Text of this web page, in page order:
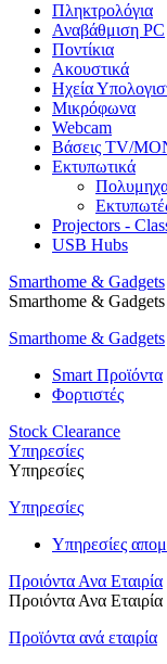
Πληκτρολόγια
Αναβάθμιση PC
Ποντίκια
Ακουστικά
Ηχεία
Μικρόφωνα
Webcam
Βάσεις TV/
Εκτυπωτικά
Projectors -
USB Hubs
Smarthome & Gadgets
Smarthome & Gadgets
Smarthome & Gadgets
Smart Προϊόντα
Φορτιστές
Stock Clearance
Υπηρεσίες
Υπηρεσίες
Υπηρεσίες
Υπηρεσίες
Προιόντα Ανα Εταιρία
Προιόντα Ανα Εταιρία
Προϊόντα ανά εταιρία